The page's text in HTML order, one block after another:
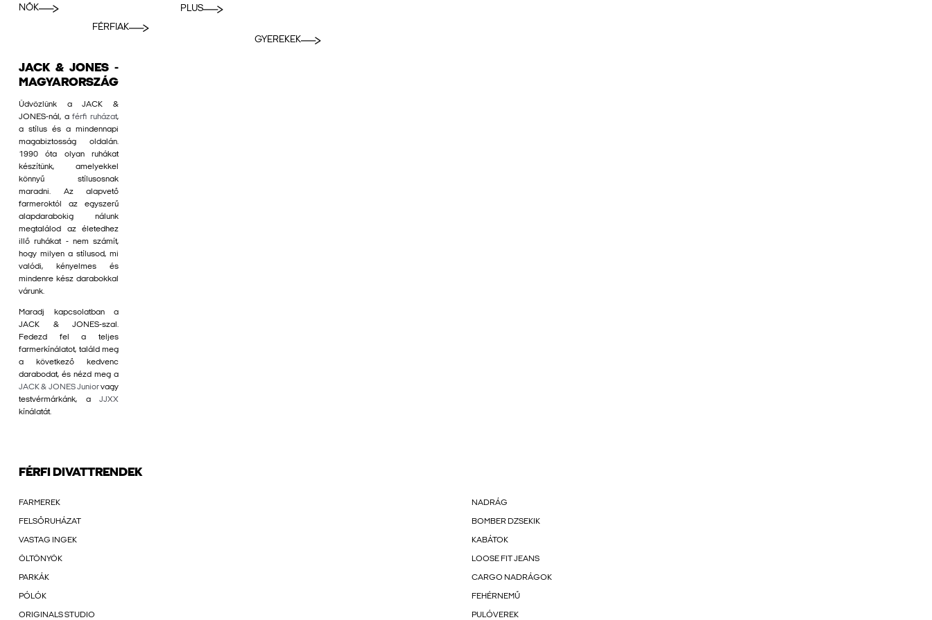
NŐK
FÉRFIAK
PLUS
GYEREKEK
JACK & JONES -
MAGYARORSZÁG
Üdvözlünk a JACK &
JONES-nál, aférfi ruházat,
a stílus és a mindennapi
magabiztosság oldalán.
1990 óta olyan ruhákat
készítünk, amelyekkel
könnyű stílusosnak
maradni. Az alapvető
farmeroktól az egyszerű
alapdarabokig nálunk
megtalálod az életedhez
illő ruhákat - nem számít,
hogy milyen a stílusod, mi
valódi, kényelmes és
mindenre kész darabokkal
várunk.
Maradj kapcsolatban a
JACK & JONES-szal.
Fedezd fel a teljes
farmerkínálatot, találd meg
a következő kedvenc
darabodat, és nézd meg a
JACK & JONES Juniorvagy
testvérmárkánk, a JJXX
kínálatát.
FÉRFI DIVATTRENDEK
FARMEREK NADRÁG
FELSŐRUHÁZAT BOMBER DZSEKIK
VASTAG INGEK KABÁTOK
ÖLTÖNYÖK LOOSE FIT JEANS
PARKÁK CARGO NADRÁGOK
PÓLÓK FEHÉRNEMŰ
ORIGINALS STUDIO PULÓVEREK